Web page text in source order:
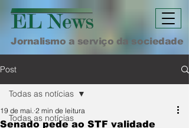
Jornalismo a serviço da sociedade
Post
Todas as notícias
Todas as notícias
Senado pede ao STF validade
19 de mai. 2 min de leitura